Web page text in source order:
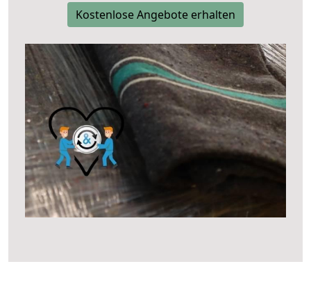
Kostenlose Angebote erhalten